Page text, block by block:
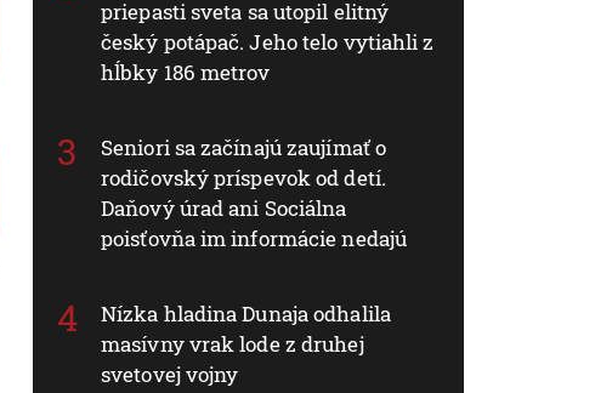
priepasti sveta sa utopil elitný
český potápač. Jeho telo vytiahli z
hĺbky 186 metrov
Seniori sa začínajú zaujímať o
rodičovský príspevok od detí.
Daňový úrad ani Sociálna
poisťovňa im informácie nedajú
Nízka hladina Dunaja odhalila
masívny vrak lode z druhej
svetovej vojny